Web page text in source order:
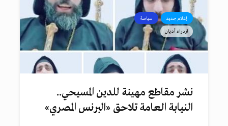
إعلام جديد سياسة
ازدراء أديان
نشر مقاطع مهينة للدين المسيحي..
النيابة العامة تلاحق «البرنس المصري»